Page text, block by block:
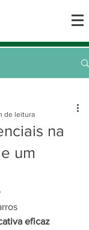
na
um
de leitura
eficaz